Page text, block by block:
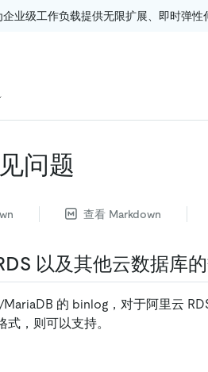
业级工作负载提供无限扩展、即时弹性
问题
查看 Markdown
以及其他云数据库
的 binlog，对于阿里云
，则可以支持。